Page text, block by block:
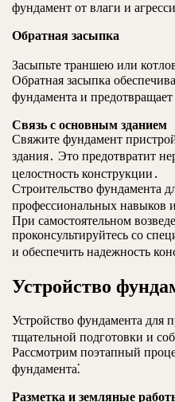
фундамент от влаги и
Обратная засыпка
Засыпьте траншею или
Обратная засыпка
фундамента и
Связь с основным зданием
Свяжите фундамент
здания․ Это предотвратит
целостность конструкции․
Строительство фундамента
профессиональных навыков
При самостоятельном
проконсультируйтесь со
и обеспечить надежность
Устройство
Устройство фундамента для
тщательной подготовки и
Рассмотрим поэтапный
фундамента⁚
Разметка и земляные